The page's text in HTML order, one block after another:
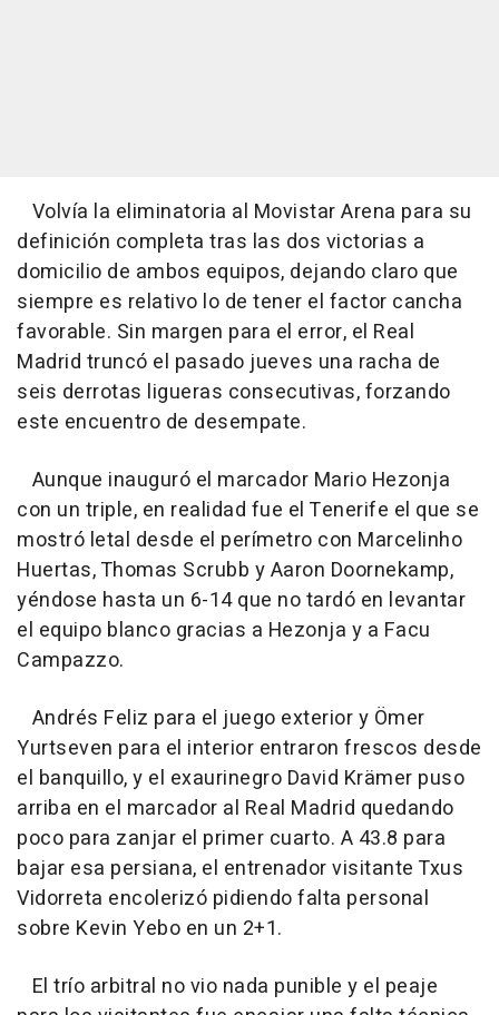
Volvía la eliminatoria al Movistar Arena para su
definición completa tras las dos victorias a
domicilio de ambos equipos, dejando claro que
siempre es relativo lo de tener el factor cancha
favorable. Sin margen para el error, el Real
Madrid truncó el pasado jueves una racha de
seis derrotas ligueras consecutivas, forzando
este encuentro de desempate.
Aunque inauguró el marcador Mario Hezonja
con un triple, en realidad fue el Tenerife el que se
mostró letal desde el perímetro con Marcelinho
Huertas, Thomas Scrubb y Aaron Doornekamp,
yéndose hasta un 6-14 que no tardó en levantar
el equipo blanco gracias a Hezonja y a Facu
Campazzo.
Andrés Feliz para el juego exterior y Ömer
Yurtseven para el interior entraron frescos desde
el banquillo, y el exaurinegro David Krämer puso
arriba en el marcador al Real Madrid quedando
poco para zanjar el primer cuarto. A 43.8 para
bajar esa persiana, el entrenador visitante Txus
Vidorreta encolerizó pidiendo falta personal
sobre Kevin Yebo en un 2+1.
El trío arbitral no vio nada punible y el peaje